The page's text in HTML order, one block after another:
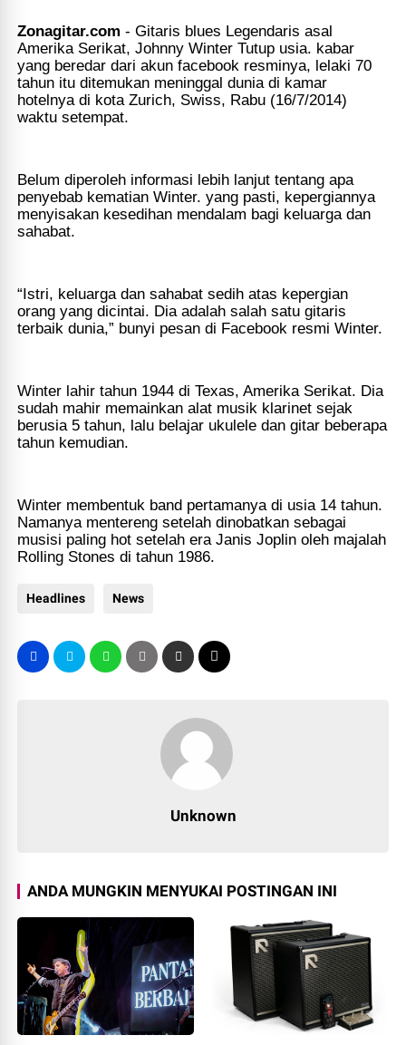
Zonagitar.com - Gitaris blues Legendaris asal
Amerika Serikat, Johnny Winter Tutup usia. kabar
yang beredar dari akun facebook resminya, lelaki 70
tahun itu ditemukan meninggal dunia di kamar
hotelnya di kota Zurich, Swiss, Rabu (16/7/2014)
waktu setempat.
Belum diperoleh informasi lebih lanjut tentang apa
penyebab kematian Winter. yang pasti, kepergiannya
menyisakan kesedihan mendalam bagi keluarga dan
sahabat.
“Istri, keluarga dan sahabat sedih atas kepergian
orang yang dicintai. Dia adalah salah satu gitaris
terbaik dunia,” bunyi pesan di Facebook resmi Winter.
Winter lahir tahun 1944 di Texas, Amerika Serikat. Dia
sudah mahir memainkan alat musik klarinet sejak
berusia 5 tahun, lalu belajar ukulele dan gitar beberapa
tahun kemudian.
Winter membentuk band pertamanya di usia 14 tahun.
Namanya mentereng setelah dinobatkan sebagai
musisi paling hot setelah era Janis Joplin oleh majalah
Rolling Stones di tahun 1986.
Headlines News
Unknown
ANDA MUNGKIN MENYUKAI POSTINGAN INI